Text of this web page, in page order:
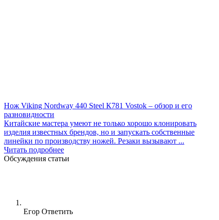
Нож Viking Nordway 440 Steel К781 Vostok – обзор и его
разновидности
Китайские мастера умеют не только хорошо клонировать
изделия известных брендов, но и запускать собственные
линейки по производству ножей. Резаки вызывают ...
Читать подробнее
Обсуждения статьи
Егор Ответить